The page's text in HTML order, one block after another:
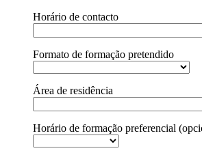
Horário de contacto
Formato de formação pretendido
Área de residência
Horário de formação preferencial